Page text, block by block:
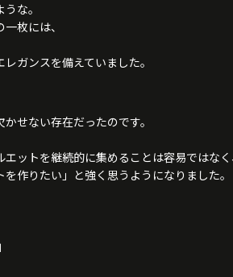
な。
枚には、
ガンスを備えていました。
せない存在だったのです。
ットを継続的に集めることは容易ではな
作りたい」と強く思うようになりました。